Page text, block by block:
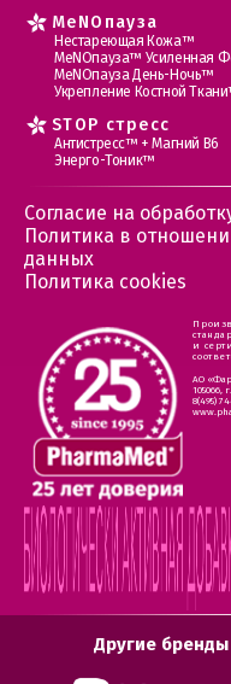
MеNOпауза
Нестареющая Кожа™
МеNOпауза™ Усиленная
МеNOпауза День-Ночь™
Укрепление Костной
STOP стресс
Антистресс™ + Магний В6
Энерго-Тоник™
Согласие на
Политика в
данных
Политика cookies
и
АО
105066,
8(495)
Другие